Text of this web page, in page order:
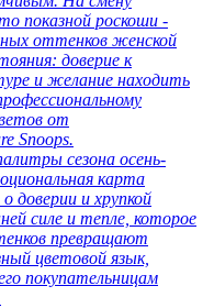
показной роскоши -
оттенков женской
доверие к
и желание находить
от
Snoops.
сезона осень-
карта
доверии и хрупкой
силе и тепле, которое
превращают
цветовой язык,
покупательницам